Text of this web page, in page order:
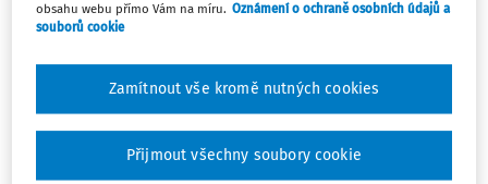
co je trápí. A právě tyto každodenní situace mají zásadní
výuka.
Klima školy tak není "něco navíc
obsahu webu přímo Vám na míru. Oznámení o ochraně osobních údajů a
souborů cookie
Zamítnout vše kromě nutných cookies
Přijmout všechny soubory cookie